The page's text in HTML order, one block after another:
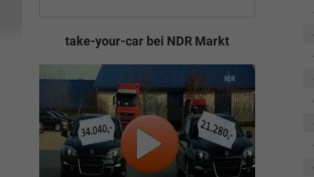
take-your-car bei NDR Markt